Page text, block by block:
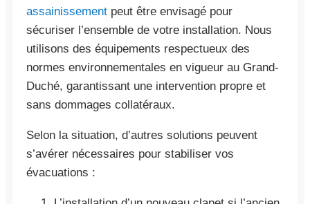
assainissement peut être envisagé pour
sécuriser l’ensemble de votre installation. Nous
utilisons des équipements respectueux des
normes environnementales en vigueur au Grand-
Duché, garantissant une intervention propre et
sans dommages collatéraux.
Selon la situation, d’autres solutions peuvent
s’avérer nécessaires pour stabiliser vos
évacuations :